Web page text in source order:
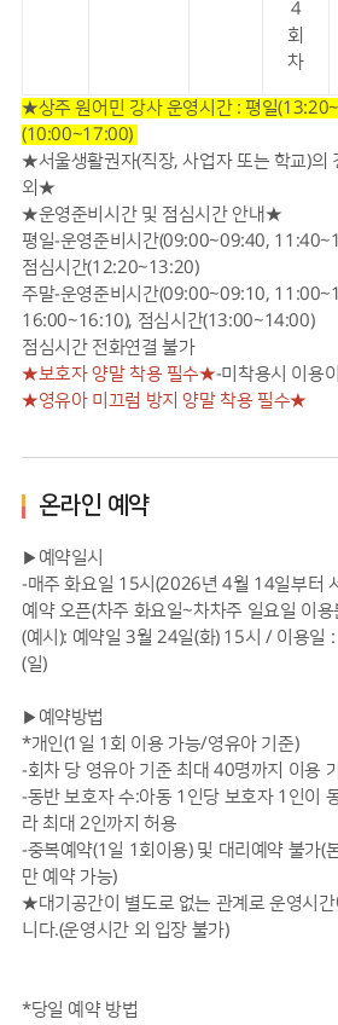
4
회
차
★상주 원어민 강사 운영시간 : 평일
(10:00~17:00)
★서울생활권자(직장, 사업자 또는 학교)의
외★
★운영준비시간 및 점심시간 안내★
평일-운영준비시간(09:00~09:40,
점심시간(12:20~13:20)
주말-운영준비시간(09:00~09:10,
16:00~16:10), 점심시간(13:00~14:00)
점심시간 전화연결 불가
★보호자 양말 착용 필수★-미착용시 이용
★영유아 미끄럼 방지 양말 착용 필수★
온라인 예약
▶예약일시
-매주 화요일 15시(2026년 4월 14일부터
예약 오픈(차주 화요일~차차주 일요일 이용
(예시): 예약일 3월 24일(화) 15시 / 이용일
(일)
▶예약방법
*개인(1일 1회 이용 가능/영유아 기준)
-회차 당 영유아 기준 최대 40명까지 이용
-동반 보호자 수:아동 1인당 보호자 1인이
라 최대 2인까지 허용
-중복예약(1일 1회이용) 및 대리예약 불가(
만 예약 가능)
★대기공간이 별도로 없는 관계로 운영시
니다.(운영시간 외 입장 불가)
*당일 예약 방법